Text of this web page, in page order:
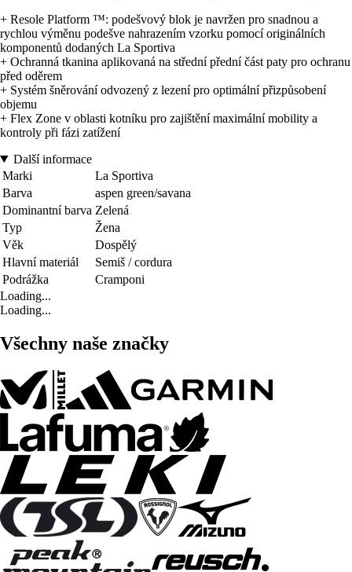
+ Resole Platform ™: podešvový blok je navržen pro snadnou a
rychlou výměnu podešve nahrazením vzorku pomocí originálních
komponentů dodaných La Sportiva
+ Ochranná tkanina aplikovaná na střední přední část paty pro ochranu
před oděrem
+ Systém šněrování odvozený z lezení pro optimální přizpůsobení
objemu
+ Flex Zone v oblasti kotníku pro zajištění maximální mobility a
kontroly při fázi zatížení
Další informace
Marki
La Sportiva
Barva
aspen green/savana
Dominantní barva Zelená
Typ
Žena
Věk
Dospělý
Hlavní materiál
Semiš / cordura
Podrážka
Cramponi
Loading...
Loading...
Všechny naše značky